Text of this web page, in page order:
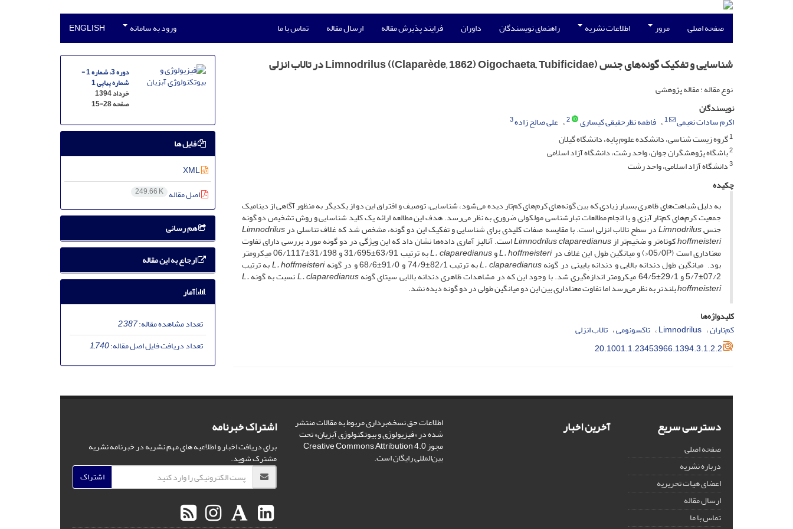
صفحه اصلی مرور اطلاعات نشریه راهنمای نویسندگان داوران فرایند پذیرش مقاله ارسال مقاله تماس با ما ورود به سامانه ENGLISH
شناسایی و تفکیک گونه‌های جنس Limnodrilus ((Claparède, 1862) Oigochaeta, Tubificidae) در تالاب انزلی
نوع مقاله : مقاله پژوهشی
نویسندگان
اکرم سادات نعیمی
1 فاطمه نظرحقیقی کیساری 2 علی صالح زاده3
1گروه زیست شناسی، دانشکده علوم پایه، دانشگاه گیلان
2باشگاه پژوهشگران جوان، واحد رشت، دانشگاه آزاد اسلامی
3دانشگاه آزاد اسلامی، واحد رشت
چکیده
به دلیل شباهت‌‌‌های ظاهری بسیار زیادی که بین‌ گونه‌‌های کرم‌‌های کم‌تار دیده می‌شود، شناسایی، توصیف و افتراق ‌این دو از یکدیگر به منظور آگاهی از دینامیک
جمعیت کرم‌‌های کم‌تار آبزی و یا انجام مطالعات تبارشناسی مولکولی ضروری به نظر می‌رسد. هدف ‌این مطالعه ارائه یک کلید شناسایی و روش تشخیص دو گونه
جنسLimnodrilusدر سطح تالاب انزلی است. با مقایسه صفات کلیدی برای شناسایی و تفکیک ‌این دو گونه، مشخص شد که غلاف تناسلی درLimnodrilus
hoffmeisteriکوتاه‌تر و ضخیم‌تر ازLimnodrilus claparedianusاست. آنالیز آماری داده‌ها نشان داد که این ویژگی در دو گونه مورد بررسی دارای تفاوت
معناداری است (05/0P<) و میانگین طول ‌این غلاف در L. hoffmeisteriوL. claparedianus به ترتیب 63/91±31/695 و 31/198±06/1117 میکرومتر
بود. میانگین طول دندانه بالایی و دندانه پایینی در گونهL. claparedianusبه ترتیب 82/1±74/9 و 91/0±68/6 و در گونه L. hoffmeisteriبه ترتیب
07/2±5/7 و 29/1±64/5 میکرومتر اندازه‌گیری شد. با وجود ‌این که در مشاهدات ظاهری دندانه بالایی سیتای گونه L. claparedianusنسبت به گونهL.
hoffmeisteriبلندتر به نظر می‌رسد اما تفاوت معناداری بین ‌این دو میانگین طولی در دو گونه دیده نشد.
کلیدواژه‌ها
کم‌تاران Limnodrilus تاکسونومی تالاب انزلی
20.1001.1.23453966.1394.3.1.2.2
دوره 3، شماره 1 -
شماره پیاپی 1
خرداد 1394
صفحه15-28
فایل ها
XML
اصل مقاله 249.66 K
هم رسانی
ارجاع به این مقاله
آمار
تعداد مشاهده مقاله:2,387
تعداد دریافت فایل اصل مقاله:1,740
دسترسی سریع
صفحه اصلی
درباره نشریه
اعضای هیات تحریریه
ارسال مقاله
تماس با ما
آخرین اخبار اطلاعات حق نسخه‌برداری مربوط به مقالات منتشر
شده در «فیزیولوژی و بیوتکنولوژی آبزیان» تحت
مجوز Creative Commons Attribution 4.0
بین‌المللی رایگان است.
اشتراک خبرنامه
برای دریافت اخبار و اطلاعیه های مهم نشریه در خبرنامه نشریه
مشترک شوید.
اشتراک